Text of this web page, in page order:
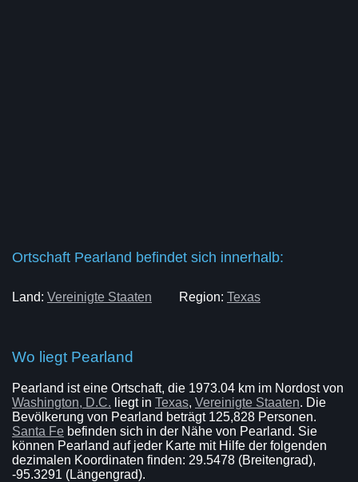
Ortschaft Pearland befindet sich innerhalb:
Land: Vereinigte Staaten Region: Texas
Wo liegt Pearland
Pearland ist eine Ortschaft, die 1973.04 km im Nordost von
Washington, D.C. liegt in Texas, Vereinigte Staaten. Die
Bevölkerung von Pearland beträgt 125,828 Personen.
Santa Fe befinden sich in der Nähe von Pearland. Sie
können Pearland auf jeder Karte mit Hilfe der folgenden
dezimalen Koordinaten finden: 29.5478 (Breitengrad),
-95.3291 (Längengrad).